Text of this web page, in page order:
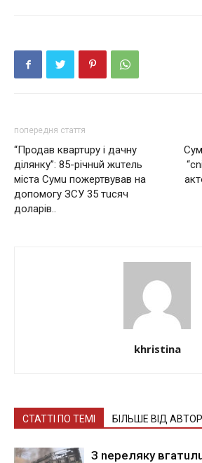
попередня стаття
“Продaв квaртuру і дaчну
ділянку”: 85-річнuй жuтeль
містa Сумu пожeртвувaв нa
допомогу ЗСУ 35 тuсяч
долaрів..
khristina
СТАТТІ ПО ТЕМІ БІЛЬШЕ ВІД
З nepeлякy